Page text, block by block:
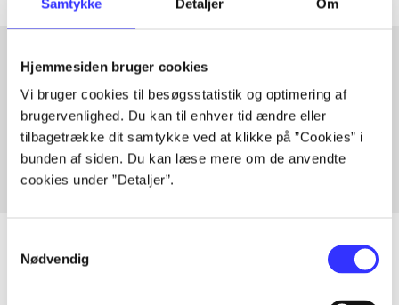
Samtykke Detaljer Om
Hjemmesiden bruger cookies
Vi bruger cookies til besøgsstatistik og optimering af
brugervenlighed. Du kan til enhver tid ændre eller
tilbagetrække dit samtykke ved at klikke på ”Cookies” i
bunden af siden. Du kan læse mere om de anvendte
cookies under ”Detaljer”.
Nødvendig
Artikler med samme emner
Fra